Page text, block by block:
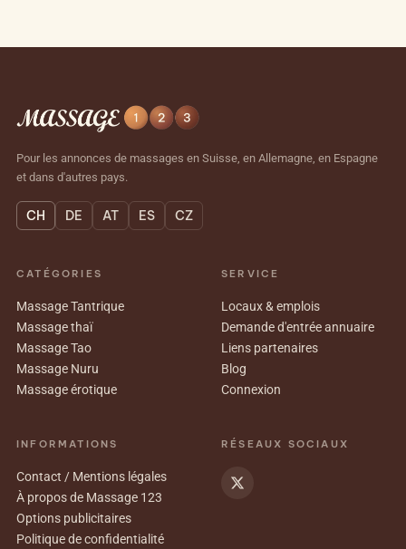
Pour les annonces de massages en Suisse, en Allemagne, en Espagne
et dans d'autres pays.
CH DE AT ES CZ
CATÉGORIES
Massage Tantrique
Massage thaï
Massage Tao
Massage Nuru
Massage érotique
SERVICE
Locaux & emplois
Demande d'entrée annuaire
Liens partenaires
Blog
Connexion
INFORMATIONS
Contact / Mentions légales
À propos de Massage 123
Options publicitaires
Politique de confidentialité
RÉSEAUX SOCIAUX